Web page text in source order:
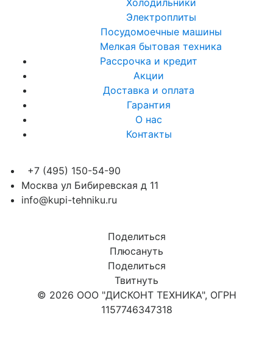
Электроплиты
Посудомоечные машины
Мелкая бытовая техника
Рассрочка и кредит
Акции
Доставка и оплата
Гарантия
О нас
Контакты
+7 (495) 150-54-90
Москва ул Бибиревская д 11
info@kupi-tehniku.ru
Поделиться
Плюсануть
Поделиться
Твитнуть
© 2026 ООО "ДИСКОНТ ТЕХНИКА", ОГРН
1157746347318